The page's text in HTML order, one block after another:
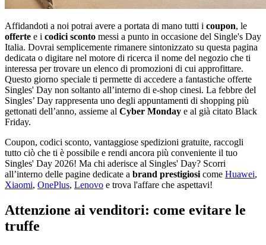
Affidandoti a noi potrai avere a portata di mano tutti i coupon, le
offerte e i codici sconto messi a punto in occasione del Single's Day
Italia. Dovrai semplicemente rimanere sintonizzato su questa pagina
dedicata o digitare nel motore di ricerca il nome del negozio che ti
interessa per trovare un elenco di promozioni di cui approfittare.
Questo giorno speciale ti permette di accedere a fantastiche offerte
Singles' Day non soltanto all’interno di e-shop cinesi. La febbre del
Singles’ Day rappresenta uno degli appuntamenti di shopping più
gettonati dell’anno, assieme al Cyber Monday e al già citato Black
Friday.
Coupon, codici sconto, vantaggiose spedizioni gratuite, raccogli
tutto ciò che ti è possibile e rendi ancora più conveniente il tuo
Singles' Day 2026! Ma chi aderisce al Singles' Day? Scorri
all’interno delle pagine dedicate a brand prestigiosi come Huawei,
Xiaomi, OnePlus, Lenovo e trova l'affare che aspettavi!
Attenzione ai venditori: come evitare le
truffe